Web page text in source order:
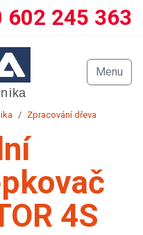
602 245 363
Menu
Zpracování dřeva
4S